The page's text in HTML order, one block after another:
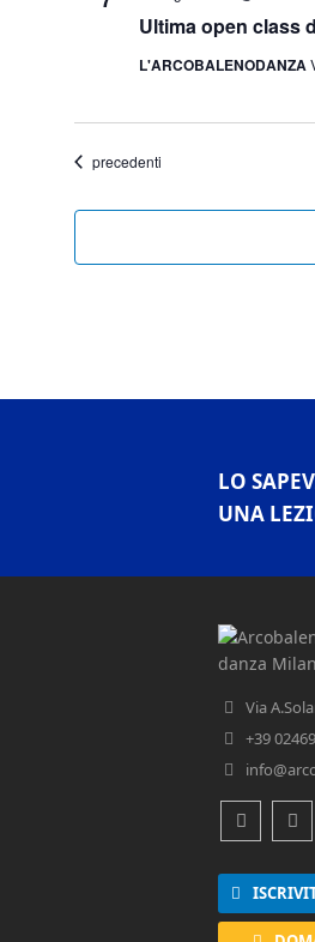
Ultima open class
L'ARCOBALENODANZA
Eventi
precedenti
LO
UNA
Via
+39
Facebook